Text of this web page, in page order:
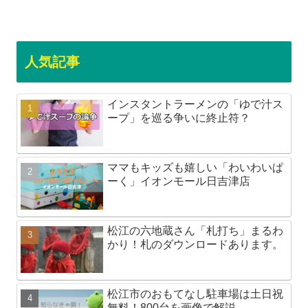
人気記事
インスタントラーメンの「ゆで汁ス
ープ」を巡る争いに終止符？
ママもキッズも嬉しい「わいわいぱ
ーく」イオンモール日吉津店
松江の六地蔵さん「札打ち」まるわ
かり！札のダウンロードあります。
松江市のおもてなし駐車場は土日祝